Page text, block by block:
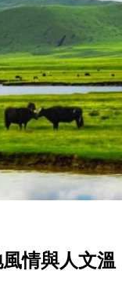
情與人文溫